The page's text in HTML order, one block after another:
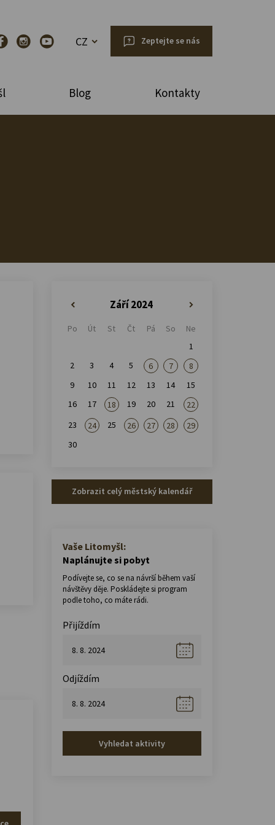
CZ Zeptejte se nás
Blog Kontakty
Září 2024
Po Út St Čt Pá So
Ne
1
2
3 4 5 6 7
8
9
10 11 12 13 14
15
16
17 18 19 20 21
22
23
24 25 26 27 28
29
30
Zobrazit celý městský kalendář
Vaše Litomyšl:
Naplánujte si pobyt
Podívejte se, co se na návrší během vaší
návštěvy děje. Poskládejte si program
podle toho, co máte rádi.
Přijíždím
Odjíždím
Vyhledat aktivity